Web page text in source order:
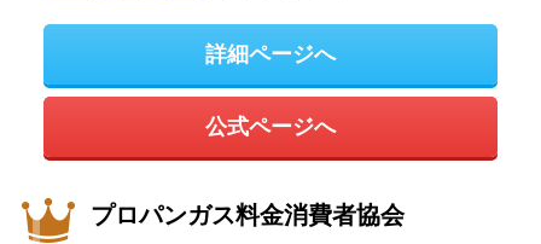
詳細ページへ
公式ページへ
プロパンガス料金消費者協会